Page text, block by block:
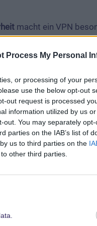
Process My Personal
or processing of your
use the below opt-out
out request is processed
information utilized by us
You may separately
parties on the IAB’s list of
us to third parties on the
other third parties.
macht ein VPN
reist und
Standort –
als wärst du
anzeigt oder wenn
Walt Disney